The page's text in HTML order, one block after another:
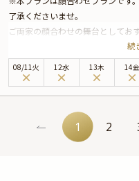
了承くださいませ。
ご両家の顔合わせの舞台としてお
ストラン「FRIGERIO」。伝統と
ンス料理を堪能できる一軒です。
本プランでは、4名様から最大30
出として残していただけます。
お料理は、真鯛のポワレや鴨胸肉
続
08/11火 12水 13木 14金
1 2